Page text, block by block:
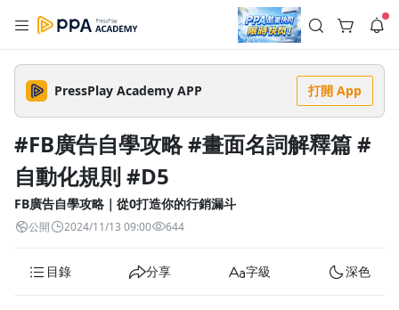
註冊領取 上千元優惠券！
公告
🌞 PPA 避暑津貼．冷氣房升級｜期間快閃活動
2% 點數回饋！🚀 酷暑來襲．偷偷在冷氣房升級 📈⭐️ 【冷氣房
進修 限時開跑】◾單筆滿 NT$2,500 現折 NT$300◾活動期間：
即日起 - 8/13（只有一週）-📣 酷暑季好康 \ 再加碼 /→ 點數回饋
無上限🔥購買任一課程 or 訂閱✅ 消費即享回饋 1% 點數✅ 滿
$5,000 回饋 2% 點數🎁 此為 PPA 官方帳號 Line@ 專屬活動，加
入好友👉 享有「渠道專屬活動」及「個人化推播」！
2 天前
PressPlay Academy APP 打開 App
#FB廣告自學攻略 #畫面名詞解釋篇 #
自動化規則 #D5
FB廣告自學攻略｜從0打造你的行銷漏斗
公開 2024/11/13 09:00 644
目錄 分享 字級 深色
--:-- --:--
1.0x
2.0x
追蹤列表
清除全部